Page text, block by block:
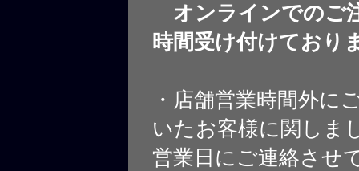
オンラインでのご
時間受け付けており
・店舗営業時間外に
いたお客様に関しま
営業日にご連絡させ